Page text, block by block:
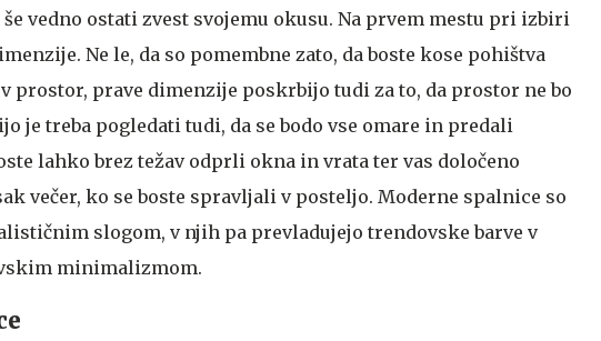
vedno ostati zvest svojemu okusu. Na prvem mestu pri izbiri
Ne le, da so pomembne zato, da boste kose pohištva
prostor, prave dimenzije poskrbijo tudi za to, da prostor ne bo
je treba pogledati tudi, da se bodo vse omare in predali
lahko brez težav odprli okna in vrata ter vas določeno
večer, ko se boste spravljali v posteljo. Moderne spalnice so
slogom, v njih pa prevladujejo trendovske barve v
minimalizmom.